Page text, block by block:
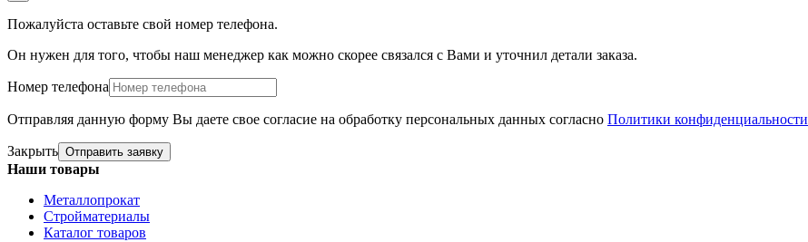
Пожалуйста оставьте свой номер телефона.
Он нужен для того, чтобы наш менеджер как можно скорее связался с Вами и уточнил детали заказа.
Номер телефона
Отправляя данную форму Вы даете свое согласие на обработку персональных данных согласно Политики конфиденциальности
Закрыть Отправить заявку
Наши товары
Металлопрокат
Стройматериалы
Каталог товаров